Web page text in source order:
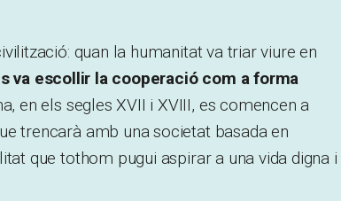
quan la humanitat va triar viure en
va escollir la cooperació com a forma
en els segles XVII i XVIII, es comencen a
trencarà amb una societat basada en
que tothom pugui aspirar a una vida digna i